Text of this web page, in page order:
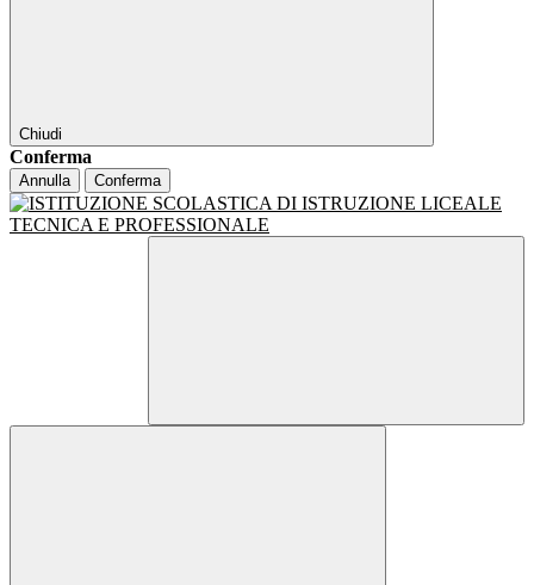
Chiudi
Conferma
Annulla Conferma